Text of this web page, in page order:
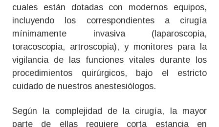
cuales están dotadas con modernos equipos,
incluyendo los correspondientes a cirugía
mínimamente invasiva (laparoscopia,
toracoscopia, artroscopia), y monitores para la
vigilancia de las funciones vitales durante los
procedimientos quirúrgicos, bajo el estricto
cuidado de nuestros anestesiólogos.
Según la complejidad de la cirugía, la mayor
parte de ellas requiere corta estancia en